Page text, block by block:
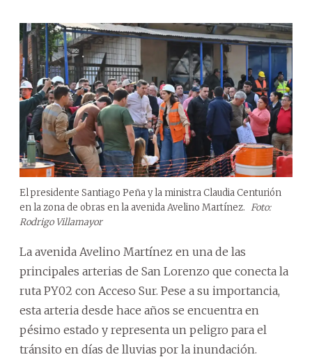
El presidente Santiago Peña y la ministra Claudia Centurión
en la zona de obras en la avenida Avelino Martínez. Foto:
Rodrigo Villamayor
La avenida Avelino Martínez en una de las
principales arterias de San Lorenzo que conecta la
ruta PY02 con Acceso Sur. Pese a su importancia,
esta arteria desde hace años se encuentra en
pésimo estado y representa un peligro para el
tránsito en días de lluvias por la inundación.